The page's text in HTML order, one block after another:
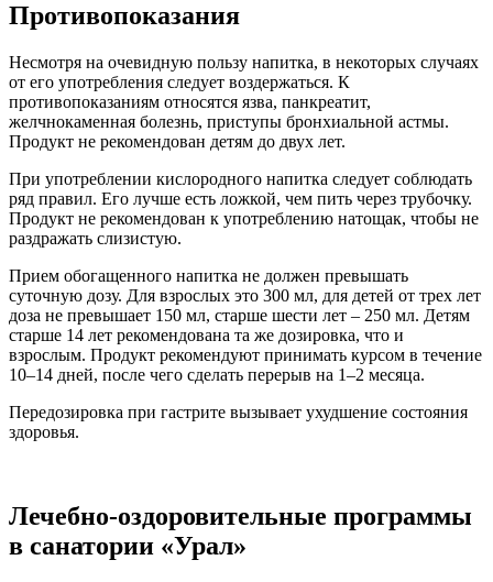
Противопоказания
Несмотря на очевидную пользу напитка, в некоторых случаях
от его употребления следует воздержаться. К
противопоказаниям относятся язва, панкреатит,
желчнокаменная болезнь, приступы бронхиальной астмы.
Продукт не рекомендован детям до двух лет.
При употреблении кислородного напитка следует соблюдать
ряд правил. Его лучше есть ложкой, чем пить через трубочку.
Продукт не рекомендован к употреблению натощак, чтобы не
раздражать слизистую.
Прием обогащенного напитка не должен превышать
суточную дозу. Для взрослых это 300 мл, для детей от трех лет
доза не превышает 150 мл, старше шести лет – 250 мл. Детям
старше 14 лет рекомендована та же дозировка, что и
взрослым. Продукт рекомендуют принимать курсом в течение
10–14 дней, после чего сделать перерыв на 1–2 месяца.
Передозировка при гастрите вызывает ухудшение состояния
здоровья.
Лечебно-оздоровительные программы
в санатории «Урал»